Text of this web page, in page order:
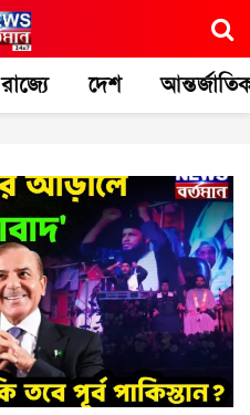
রাজ্যে দেশ